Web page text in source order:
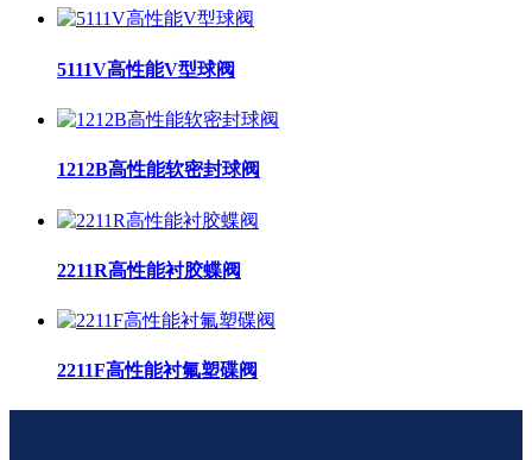
5111V高性能V型球阀
1212B高性能软密封球阀
2211R高性能衬胶蝶阀
2211F高性能衬氟塑碟阀